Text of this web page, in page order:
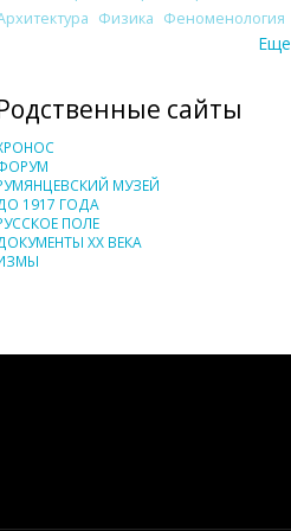
Физика Феноменология
Еще
сайты
МУЗЕЙ
1917 ГОДА
ПОЛЕ
XX ВЕКА